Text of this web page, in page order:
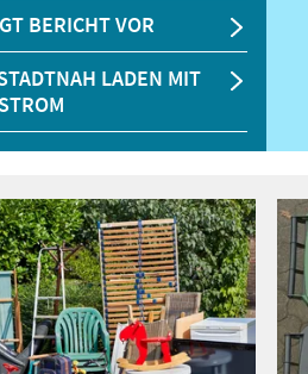
BERICHT VOR
LADEN MIT